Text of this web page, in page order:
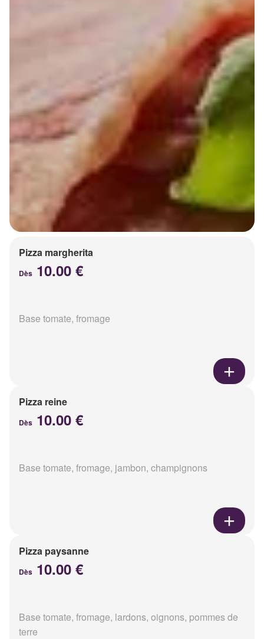
Pizza margherita
Dès 10.00 €
Base tomate, fromage
Pizza reine
Dès 10.00 €
Base tomate, fromage, jambon, champignons
Pizza paysanne
Dès 10.00 €
Base tomate, fromage, lardons, oignons, pommes de
terre